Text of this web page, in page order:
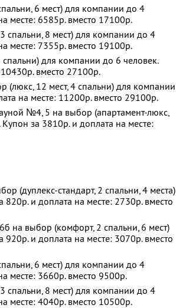
6 мест) для компании до 4
месте: 6585р. вместо 17100р.
8 мест) для компании до 4
месте: 7355р. вместо 19100р.
для компании до 6 человек.
вместо 27100р.
12 мест, 4 спальни) для компании
на месте: 11200р. вместо 29100р.
№4, 5 на выбор (апартамент-люкс,
за 3810р. и доплата на месте:
(дуплекс-стандарт, 2 спальни, 4 места)
и доплата на месте: 2730р. вместо
на выбор (комфорт, 2 спальни, 6 мест)
и доплата на месте: 3070р. вместо
6 мест) для компании до 4
месте: 3660р. вместо 9500р.
8 мест) для компании до 4
месте: 4040р. вместо 10500р.